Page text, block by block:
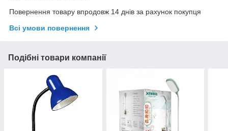
Повернення товару впродовж 14 днів за рахунок покупця
Всі умови повернення
Подібні товари компанії